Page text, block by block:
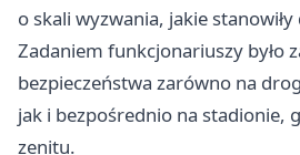
o skali wyzwania, jakie stanowiły
Zadaniem funkcjonariuszy było
bezpieczeństwa zarówno na
jak i bezpośrednio na stadionie,
zenitu.